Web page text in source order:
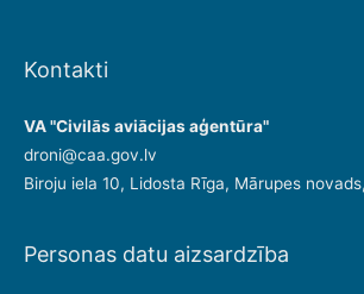
Kontakti
VA "Civilās aviācijas aģentūra"
droni@caa.gov.lv
Biroju iela 10, Lidosta Rīga, Mārupes
Personas datu aizsardzība